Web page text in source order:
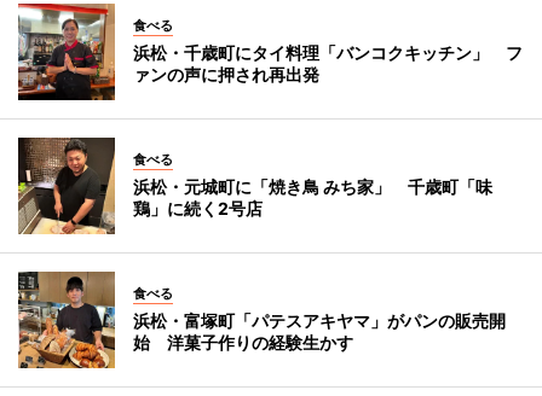
食べる
浜松・千歳町にタイ料理「バンコクキッチン」 フ
ァンの声に押され再出発
食べる
浜松・元城町に「焼き鳥 みち家」 千歳町「味
鶏」に続く2号店
食べる
浜松・富塚町「パテスアキヤマ」がパンの販売開
始 洋菓子作りの経験生かす